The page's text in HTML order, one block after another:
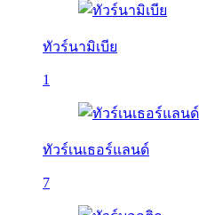
ทัวร์นามิเบีย
1
ทัวร์เนเธอร์แลนด์
7